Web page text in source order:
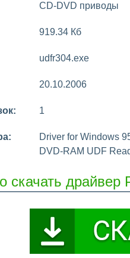
CD-DVD приводы
919.34 Кб
udfr304.exe
20.10.2006
1
Driver for Windows
DVD-RAM UDF
скачать драйвер